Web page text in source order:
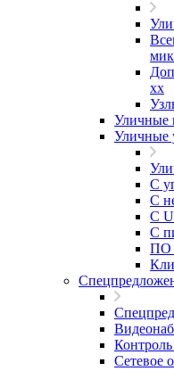
xx
Уличные
Уличные
С
С
С
С
ПО
Контроль
Сетевое